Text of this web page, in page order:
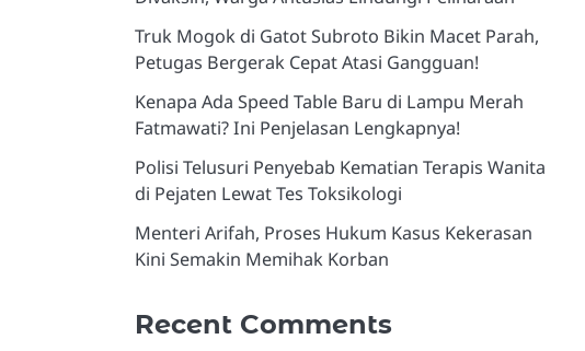
Truk Mogok di Gatot Subroto Bikin Macet Parah,
Petugas Bergerak Cepat Atasi Gangguan!
Kenapa Ada Speed Table Baru di Lampu Merah
Fatmawati? Ini Penjelasan Lengkapnya!
Polisi Telusuri Penyebab Kematian Terapis Wanita
di Pejaten Lewat Tes Toksikologi
Menteri Arifah, Proses Hukum Kasus Kekerasan
Kini Semakin Memihak Korban
Recent Comments